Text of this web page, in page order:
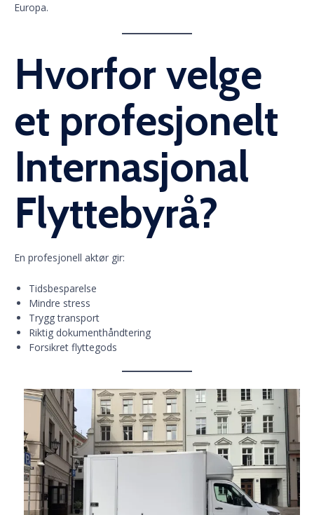
Europa.
Hvorfor velge
et profesjonelt
Internasjonal
Flyttebyrå?
En profesjonell aktør gir:
Tidsbesparelse
Mindre stress
Trygg transport
Riktig dokumenthåndtering
Forsikret flyttegods